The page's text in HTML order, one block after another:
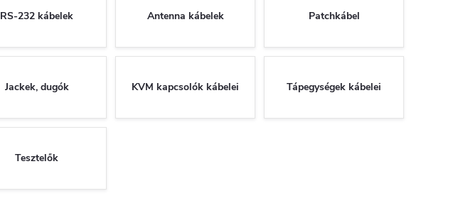
RS-232 kábelek Antenna kábelek Patchkábel
Jackek, dugók KVM kapcsolók kábelei Tápegységek kábelei
Tesztelők